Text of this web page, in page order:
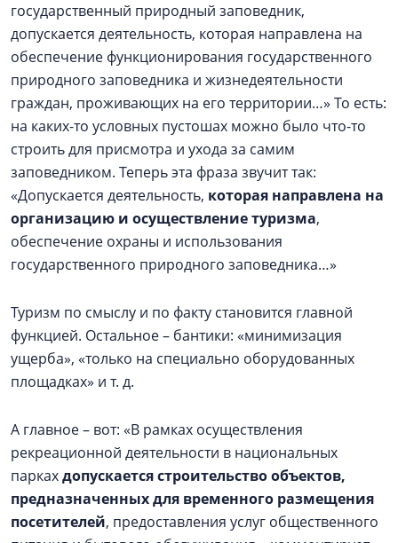
государственный природный заповедник,
допускается деятельность, которая направлена на
обеспечение функционирования государственного
природного заповедника и жизнедеятельности
граждан, проживающих на его территории…» То есть:
на каких-то условных пустошах можно было что-то
строить для присмотра и ухода за самим
заповедником. Теперь эта фраза звучит так:
«Допускается деятельность, которая направлена на
организацию и осуществление туризма,
обеспечение охраны и использования
государственного природного заповедника…»
Туризм по смыслу и по факту становится главной
функцией. Остальное – бантики: «минимизация
ущерба», «только на специально оборудованных
площадках» и т. д.
А главное – вот: «В рамках осуществления
рекреационной деятельности в национальных
паркахдопускается строительство объектов,
предназначенных для временного размещения
посетителей, предоставления услуг общественного